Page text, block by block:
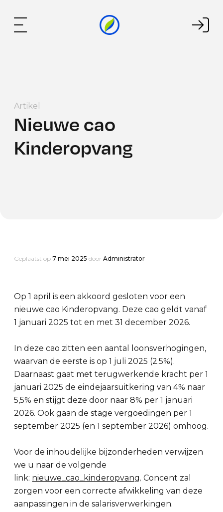
Artikel
Nieuwe cao
Kinderopvang
Geplaatst op7 mei 2025 doorAdministrator
Op 1 april is een akkoord gesloten voor een
nieuwe cao Kinderopvang. Deze cao geldt vanaf
1 januari 2025 tot en met 31 december 2026.
In deze cao zitten een aantal loonsverhogingen,
waarvan de eerste is op 1 juli 2025 (2.5%).
Daarnaast gaat met terugwerkende kracht per 1
januari 2025 de eindejaarsuitkering van 4% naar
5,5% en stijgt deze door naar 8% per 1 januari
2026. Ook gaan de stage vergoedingen per 1
september 2025 (en 1 september 2026) omhoog.
Voor de inhoudelijke bijzonderheden verwijzen
we u naar de volgende
link: nieuwe_cao_kinderopvang. Concent zal
zorgen voor een correcte afwikkeling van deze
aanpassingen in de salarisverwerkingen.